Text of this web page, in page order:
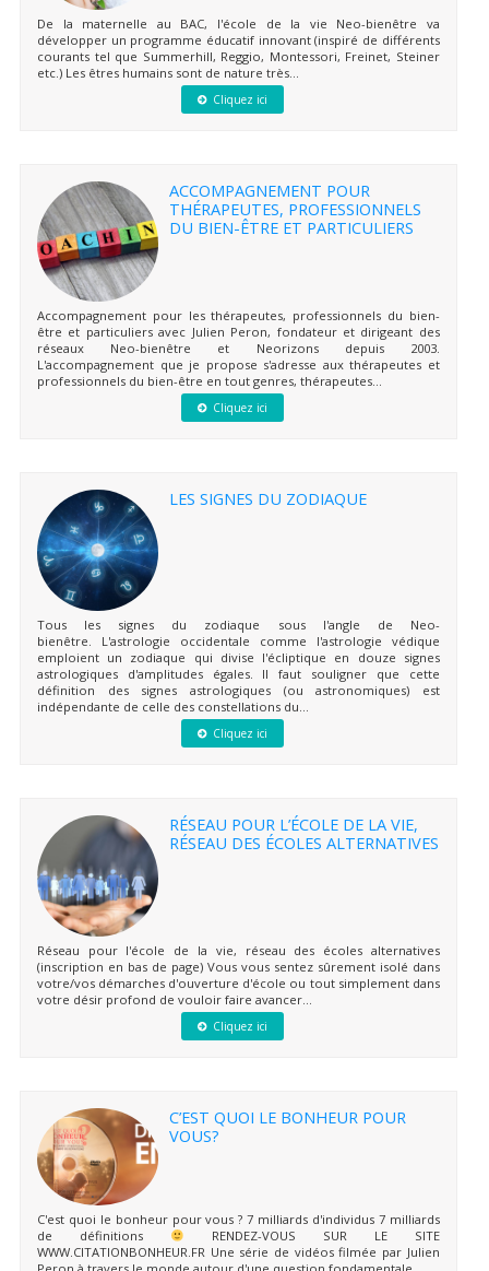
De la maternelle au BAC, l'école de la vie Neo-bienêtre va
développer un programme éducatif innovant (inspiré de différents
courants tel que Summerhill, Reggio, Montessori, Freinet, Steiner
etc.) Les êtres humains sont de nature très...
Cliquez ici
ACCOMPAGNEMENT POUR
THÉRAPEUTES, PROFESSIONNELS
DU BIEN-ÊTRE ET PARTICULIERS
Accompagnement pour les thérapeutes, professionnels du bien-
être et particuliers avec Julien Peron, fondateur et dirigeant des
réseaux Neo-bienêtre et Neorizons depuis 2003.
L'accompagnement que je propose s'adresse aux thérapeutes et
professionnels du bien-être en tout genres, thérapeutes...
Cliquez ici
LES SIGNES DU ZODIAQUE
Tous les signes du zodiaque sous l'angle de Neo-
bienêtre. L'astrologie occidentale comme l'astrologie védique
emploient un zodiaque qui divise l'écliptique en douze signes
astrologiques d'amplitudes égales. Il faut souligner que cette
définition des signes astrologiques (ou astronomiques) est
indépendante de celle des constellations du...
Cliquez ici
RÉSEAU POUR L’ÉCOLE DE LA VIE,
RÉSEAU DES ÉCOLES ALTERNATIVES
Réseau pour l'école de la vie, réseau des écoles alternatives
(inscription en bas de page) Vous vous sentez sûrement isolé dans
votre/vos démarches d'ouverture d'école ou tout simplement dans
votre désir profond de vouloir faire avancer...
Cliquez ici
C’EST QUOI LE BONHEUR POUR
VOUS?
C'est quoi le bonheur pour vous ? 7 milliards d'individus 7 milliards
de définitions
RENDEZ-VOUS SUR LE SITE
WWW.CITATIONBONHEUR.FR Une série de vidéos filmée par Julien